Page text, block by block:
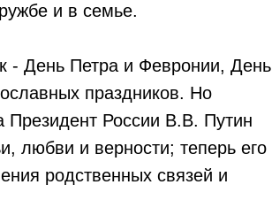
и в семье.
- День Петра и Февронии, День
праздников. Но
Президент России В.В. Путин
любви и верности; теперь его
родственных связей и